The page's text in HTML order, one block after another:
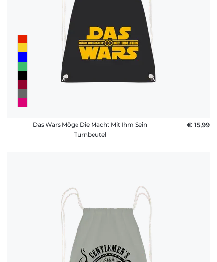
Das Wars Möge Die Macht Mit Ihm Sein
Turnbeutel
€ 15,99